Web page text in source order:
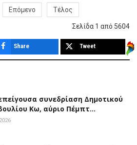
Επόμενο Τέλος
Σελίδα 1 από 5604
Share Tweet
συνεδρίαση Δημοτικού
Κω, αύριο Πέμπτ…